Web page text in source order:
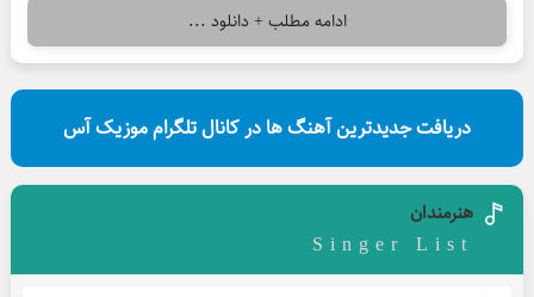
ادامه مطلب + دانلود ...
دریافت جدیدترین آهنگ ها در کانال تلگرام موزیک آس
هنرمندان
Singer List